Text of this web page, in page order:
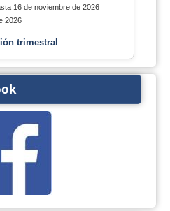
16 de noviembre de 2026
2026
trimestral